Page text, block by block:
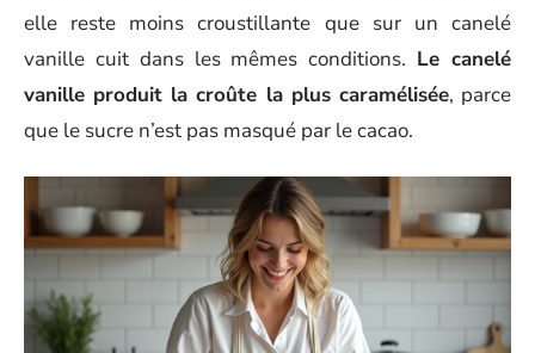
elle reste moins croustillante que sur un canelé
vanille cuit dans les mêmes conditions. Le canelé
vanille produit la croûte la plus caramélisée, parce
que le sucre n’est pas masqué par le cacao.